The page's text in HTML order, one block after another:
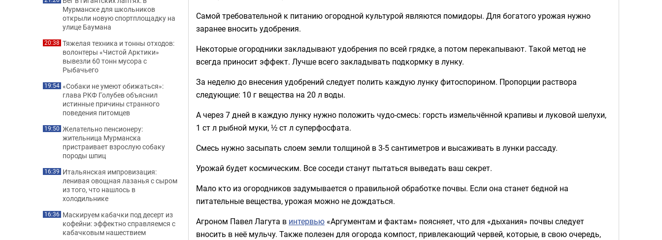
Самой требовательной к питанию огородной культурой являются помидоры. Для богатого урожая нужно
заранее вносить удобрения.
Некоторые огородники закладывают удобрения по всей грядке, а потом перекапывают. Такой метод не
всегда приносит эффект. Лучше всего закладывать подкормку в лунку.
За неделю до внесения удобрений следует полить каждую лунку фитоспорином. Пропорции раствора
следующие: 10 г вещества на 20 л воды.
А через 7 дней в каждую лунку нужно положить чудо-смесь: горсть измельчённой крапивы и луковой шелухи,
1 ст л рыбной муки, ½ ст л суперфосфата.
Смесь нужно засыпать слоем земли толщиной в 3-5 сантиметров и высаживать в лунки рассаду.
Урожай будет космическим. Все соседи станут пытаться выведать ваш секрет.
Мало кто из огородников задумывается о правильной обработке почвы. Если она станет бедной на
питательные вещества, урожая можно не дождаться.
Агроном Павел Лагута в интервью «Аргументам и фактам» поясняет, что для «дыхания» почвы следует
вносить в неё мульчу. Также полезен для огорода компост, привлекающий червей, которые, в свою очередь,
Мурманске для школьников
открыли новую спортплощадку на
улице Баумана
20:38 Тяжелая техника и тонны отходов:
волонтеры «Чистой Арктики»
вывезли 60 тонн мусора с
Рыбачьего
19:54 «Собаки не умеют обижаться»:
глава РКФ Голубев объяснил
истинные причины странного
поведения питомцев
19:50 Желательно пенсионеру:
жительница Мурманска
пристраивает взрослую собаку
породы шпиц
16:39 Итальянская импровизация:
ленивая овощная лазанья с сыром
из того, что нашлось в
холодильнике
16:36 Маскируем кабачки под десерт из
кофейни: эффектно справляемся с
кабачковым нашествием